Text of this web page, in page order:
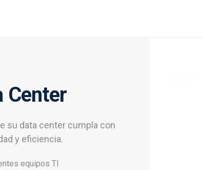
Center
su data center cumpla con
y eficiencia.
equipos TI